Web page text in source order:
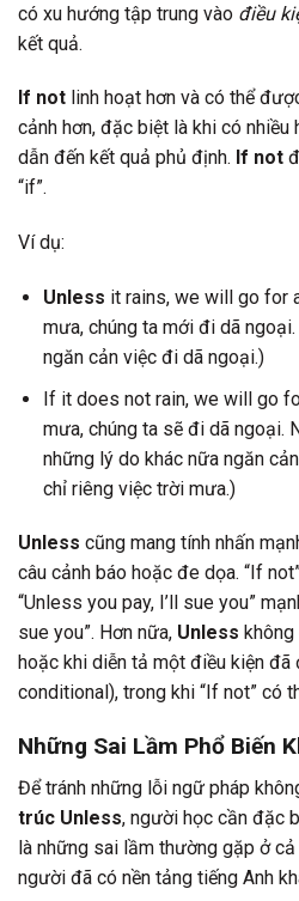
có xu hướng tập trung vào điều
kết quả.
If not linh hoạt hơn và có thể
cảnh hơn, đặc biệt là khi có nhiều
dẫn đến kết quả phủ định. If not
“if”.
Ví dụ:
Unless it rains, we will go for
mưa, chúng ta mới đi dã
ngăn cản việc đi dã ngoại.)
If it does not rain, we will go
mưa, chúng ta sẽ đi dã ngoại.
những lý do khác nữa ngăn
chỉ riêng việc trời mưa.)
Unless cũng mang tính nhấn
câu cảnh báo hoặc đe dọa. “If
“Unless you pay, I’ll sue you”
sue you”. Hơn nữa, Unless
hoặc khi diễn tả một điều kiện
conditional), trong khi “If not” có
Những Sai Lầm Phổ Biến
Để tránh những lỗi ngữ pháp
trúc Unless, người học cần đặc
là những sai lầm thường gặp ở
người đã có nền tảng tiếng Anh